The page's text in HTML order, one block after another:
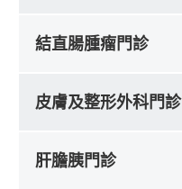
結直腸腫瘤門診
皮膚及整形外科門診
肝膽胰門診